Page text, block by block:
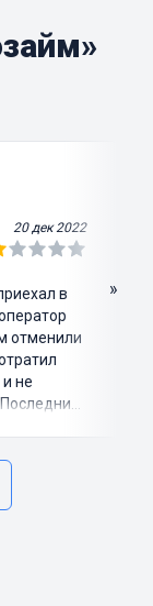
20 дек 2022
в
отменили
не
»